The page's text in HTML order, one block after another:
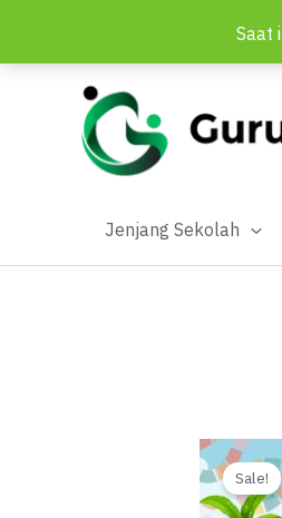
Jenjang Sekolah
Sale!
Saat